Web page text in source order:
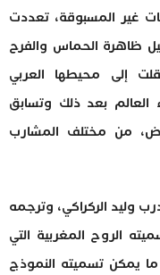
غير المسبوقة، تعددت
ظاهرة الحماس والفرح
إلى محيطها العربي
العالم بعد ذلك وتسابق
من مختلف المشارب
وليد الركراكي، وترجمه
الروح المغربية التي
يمكن تسميته النموذج